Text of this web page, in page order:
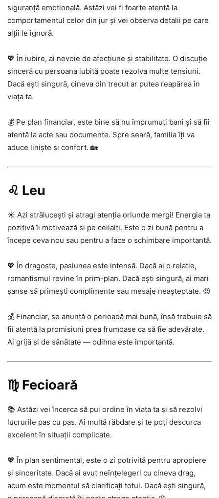
siguranță emoțională. Astăzi vei fi foarte atentă la
comportamentul celor din jur și vei observa detalii pe care
alții le ignoră.
💖 În iubire, ai nevoie de afecțiune și stabilitate. O discuție
sinceră cu persoana iubită poate rezolva multe tensiuni.
Dacă ești singură, cineva din trecut ar putea reapărea în
viața ta.
💰 Pe plan financiar, este bine să nu împrumuți bani și să fii
atentă la acte sau documente. Spre seară, familia îți va
aduce liniște și confort. 🏡
♌ Leu
☀️ Azi strălucești și atragi atenția oriunde mergi! Energia ta
pozitivă îi motivează și pe ceilalți. Este o zi bună pentru a
începe ceva nou sau pentru a face o schimbare importantă.
💖 În dragoste, pasiunea este intensă. Dacă ai o relație,
romantismul revine în prim-plan. Dacă ești singură, ai mari
șanse să primești complimente sau mesaje neașteptate. 😍
💰 Financiar, se anunță o perioadă mai bună, însă trebuie să
fii atentă la promisiuni prea frumoase ca să fie adevărate.
Ai grijă și de sănătate — odihna este importantă.
♍ Fecioară
📚 Astăzi vei încerca să pui ordine în viața ta și să rezolvi
lucrurile pas cu pas. Ai multă răbdare și te poți descurca
excelent în situații complicate.
💖 În plan sentimental, este o zi potrivită pentru apropiere
și sinceritate. Dacă ai avut neînțelegeri cu cineva drag,
acum este momentul să clarificați totul. Dacă ești singură,